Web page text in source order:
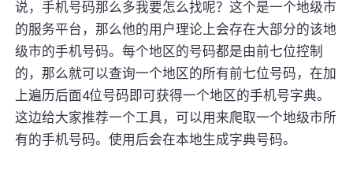
说，手机号码那么多我要怎么找呢？这个是一个地级市
的服务平台，那么他的用户理论上会存在大部分的该地
级市的手机号码。每个地区的号码都是由前七位控制
的，那么就可以查询一个地区的所有前七位号码，在加
上遍历后面4位号码即可获得一个地区的手机号字典。
这边给大家推荐一个工具，可以用来爬取一个地级市所
有的手机号码。使用后会在本地生成字典号码。